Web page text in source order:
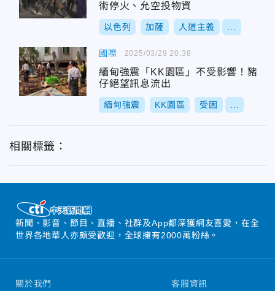
術停火、允空投物資
以色列 加薩 人道主義
國際
緬甸強震「KK園區」不受影響！豬
仔絕望訊息流出
緬甸強震 KK園區 受困
2025/03/29 20:38
相關標籤：
新聞、影音、節目、直播、社群及App都深獲網友喜愛，在全
世界各地華人亦頗受歡迎，全球擁有2000萬粉絲。
關於我們 客服資訊